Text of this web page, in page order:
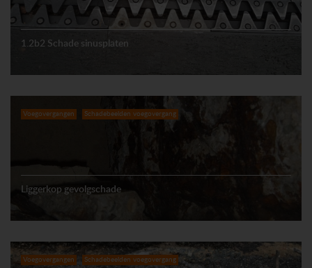
1.2b2 Schade sinusplaten
Voegovergangen Schadebeelden voegovergang
Liggerkop gevolgschade
Voegovergangen Schadebeelden voegovergang